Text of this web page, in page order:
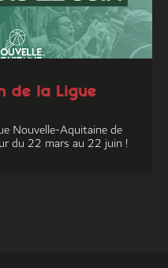
de la Ligue
Nouvelle-Aquitaine de
du 22 mars au 22 juin !